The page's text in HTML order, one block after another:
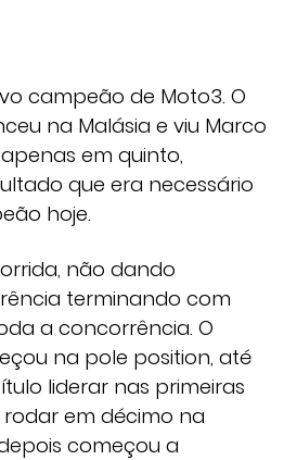
campeão de Moto3. O
na Malásia e viu Marco
em quinto,
que era necessário
hoje.
não dando
terminando com
a concorrência. O
na pole position, até
liderar nas primeiras
em décimo na
começou a